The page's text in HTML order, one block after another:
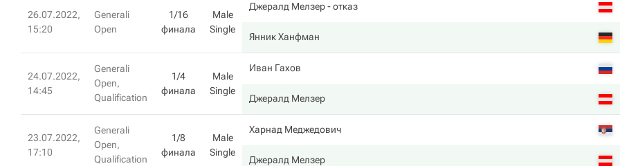
26.07.2022,
15:20
Generali
Open
1/16
финала
Male
Single
Джералд Мелзер- отказ
Янник Ханфман
24.07.2022,
14:45
Generali
Open,
Qualification
1/4
финала
Male
Single
Иван Гахов
Джералд Мелзер
23.07.2022,
17:10
Generali
Open,
Qualification
1/8
финала
Male
Single
Харнад Меджедович
Джералд Мелзер